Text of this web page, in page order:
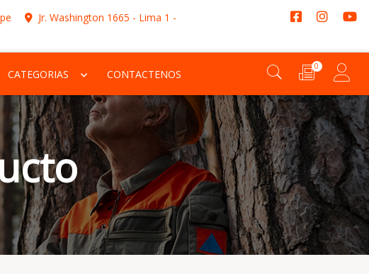
Jr. Washington 1665 - Lima 1 -
CATEGORIAS CONTACTENOS
0